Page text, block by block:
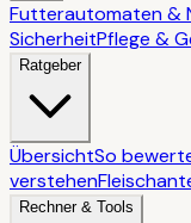
Futterautomaten &
SicherheitPflege &
Ratgeber
ÜbersichtSo
verstehen
Rechner & Tools